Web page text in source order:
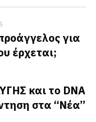
για
έρχεται;
και το DNA
στα “Νέα”